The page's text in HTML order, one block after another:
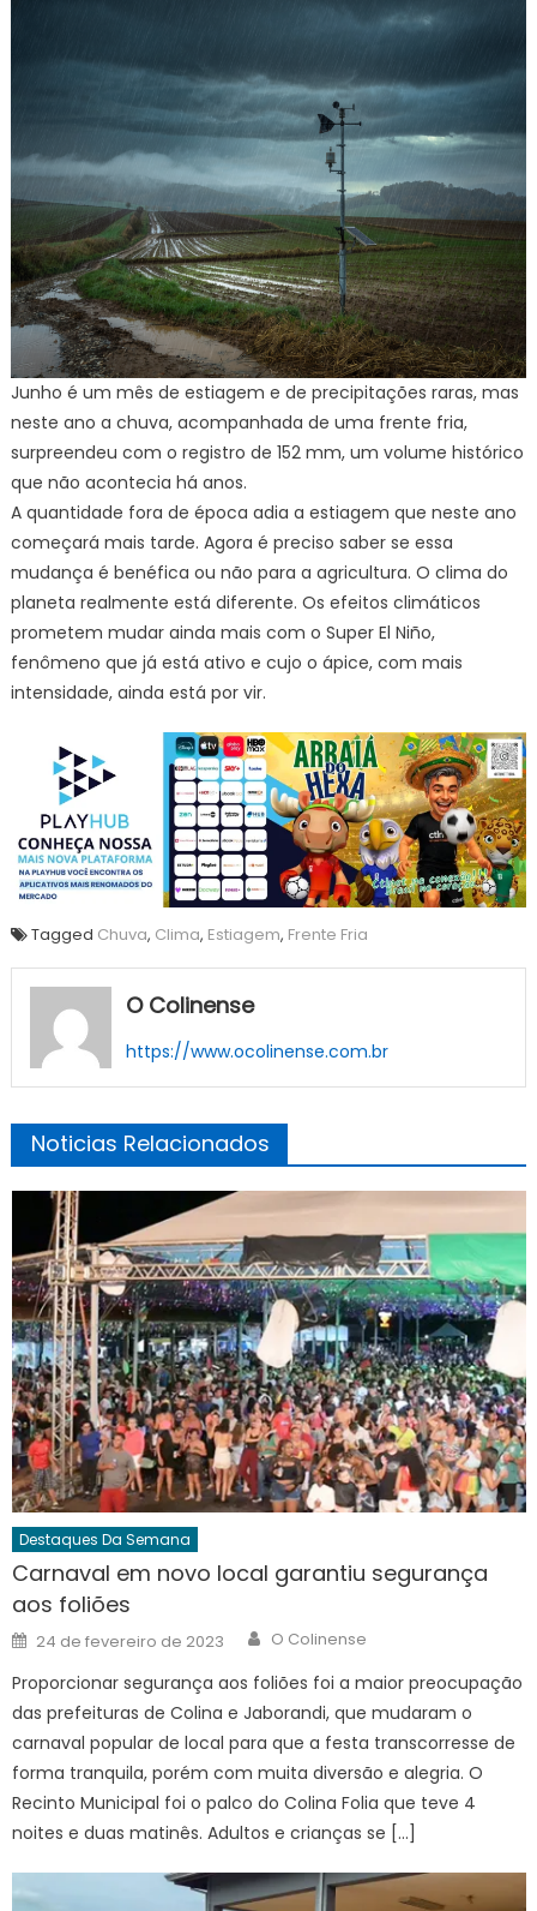
Junho é um mês de estiagem e de precipitações raras, mas
neste ano a chuva, acompanhada de uma frente fria,
surpreendeu com o registro de 152 mm, um volume histórico
que não acontecia há anos.
A quantidade fora de época adia a estiagem que neste ano
começará mais tarde. Agora é preciso saber se essa
mudança é benéfica ou não para a agricultura. O clima do
planeta realmente está diferente. Os efeitos climáticos
prometem mudar ainda mais com o Super El Niño,
fenômeno que já está ativo e cujo o ápice, com mais
intensidade, ainda está por vir.
Tagged Chuva, Clima, Estiagem, Frente Fria
O Colinense
https://www.ocolinense.com.br
Noticias Relacionados
Destaques Da Semana
Carnaval em novo local garantiu segurança
aos foliões
Posted
on
24 de fevereiro de 2023 Author
O Colinense
Proporcionar segurança aos foliões foi a maior preocupação
das prefeituras de Colina e Jaborandi, que mudaram o
carnaval popular de local para que a festa transcorresse de
forma tranquila, porém com muita diversão e alegria. O
Recinto Municipal foi o palco do Colina Folia que teve 4
noites e duas matinês. Adultos e crianças se […]